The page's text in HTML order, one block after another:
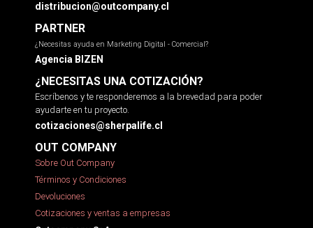
distribucion@outcompany.cl
PARTNER
¿Necesitas ayuda en Marketing Digital - Comercial?
Agencia BIZEN
¿NECESITAS UNA COTIZACIÓN?
Escríbenos y te responderemos a la brevedad para poder
ayudarte en tu proyecto.
cotizaciones@sherpalife.cl
OUT COMPANY
Sobre Out Company
Términos y Condiciones
Devoluciones
Cotizaciones y ventas a empresas